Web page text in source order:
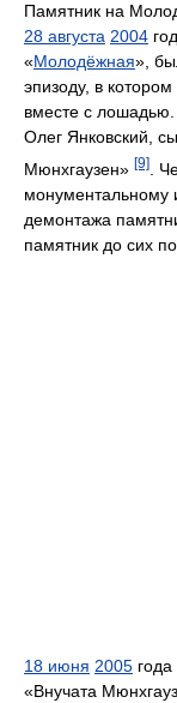
Памятник на
28 августа 2004
«Молодёжная»,
эпизоду, в
вместе с
Олег Янковский,
Мюнхгаузен» [9]
.
монументальному
демонтажа
памятник до сих
18 июня 2005
«Внучата